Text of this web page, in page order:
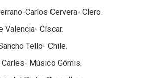
Carlos Cervera- Clero.
Valencia- Císcar.
Tello- Chile.
Músico Gómis.